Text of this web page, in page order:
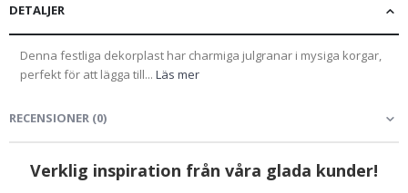
DETALJER
Denna festliga dekorplast har charmiga julgranar i mysiga korgar,
perfekt för att lägga till... Läs mer
RECENSIONER (0)
Verklig inspiration från våra glada kunder!